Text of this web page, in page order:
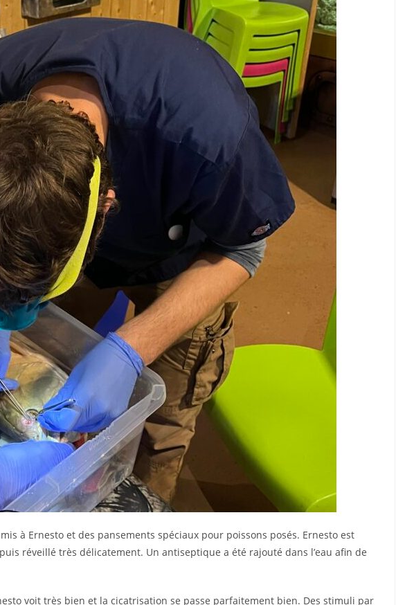
à Ernesto et des pansements spéciaux pour poissons posés. Ernesto est
réveillé très délicatement. Un antiseptique a été rajouté dans l’eau afin de
voit très bien et la cicatrisation se passe parfaitement bien. Des stimuli par